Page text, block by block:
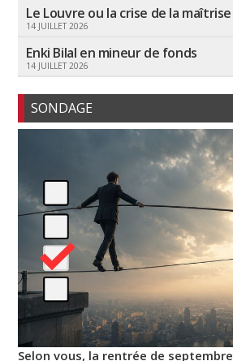
Le Louvre ou la crise de la
14 JUILLET 2026
Enki Bilal en mineur de fonds
14 JUILLET 2026
SONDAGE
Selon vous, la rentrée de